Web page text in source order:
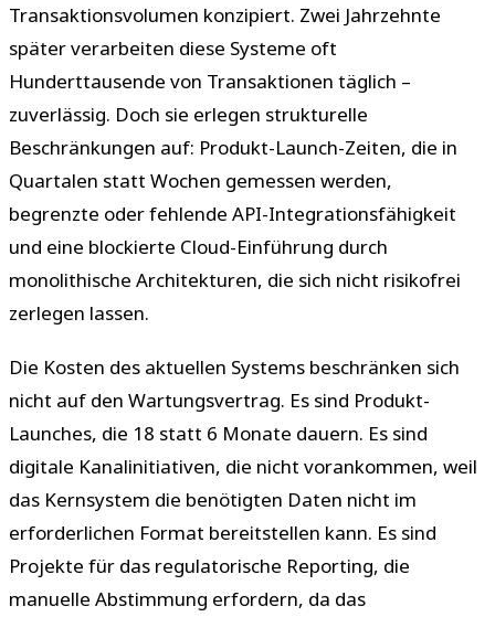
Transaktionsvolumen konzipiert. Zwei Jahrzehnte
später verarbeiten diese Systeme oft
Hunderttausende von Transaktionen täglich –
zuverlässig. Doch sie erlegen strukturelle
Beschränkungen auf: Produkt-Launch-Zeiten, die in
Quartalen statt Wochen gemessen werden,
begrenzte oder fehlende API-Integrationsfähigkeit
und eine blockierte Cloud-Einführung durch
monolithische Architekturen, die sich nicht risikofrei
zerlegen lassen.
Die Kosten des aktuellen Systems beschränken sich
nicht auf den Wartungsvertrag. Es sind Produkt-
Launches, die 18 statt 6 Monate dauern. Es sind
digitale Kanalinitiativen, die nicht vorankommen, weil
das Kernsystem die benötigten Daten nicht im
erforderlichen Format bereitstellen kann. Es sind
Projekte für das regulatorische Reporting, die
manuelle Abstimmung erfordern, da das